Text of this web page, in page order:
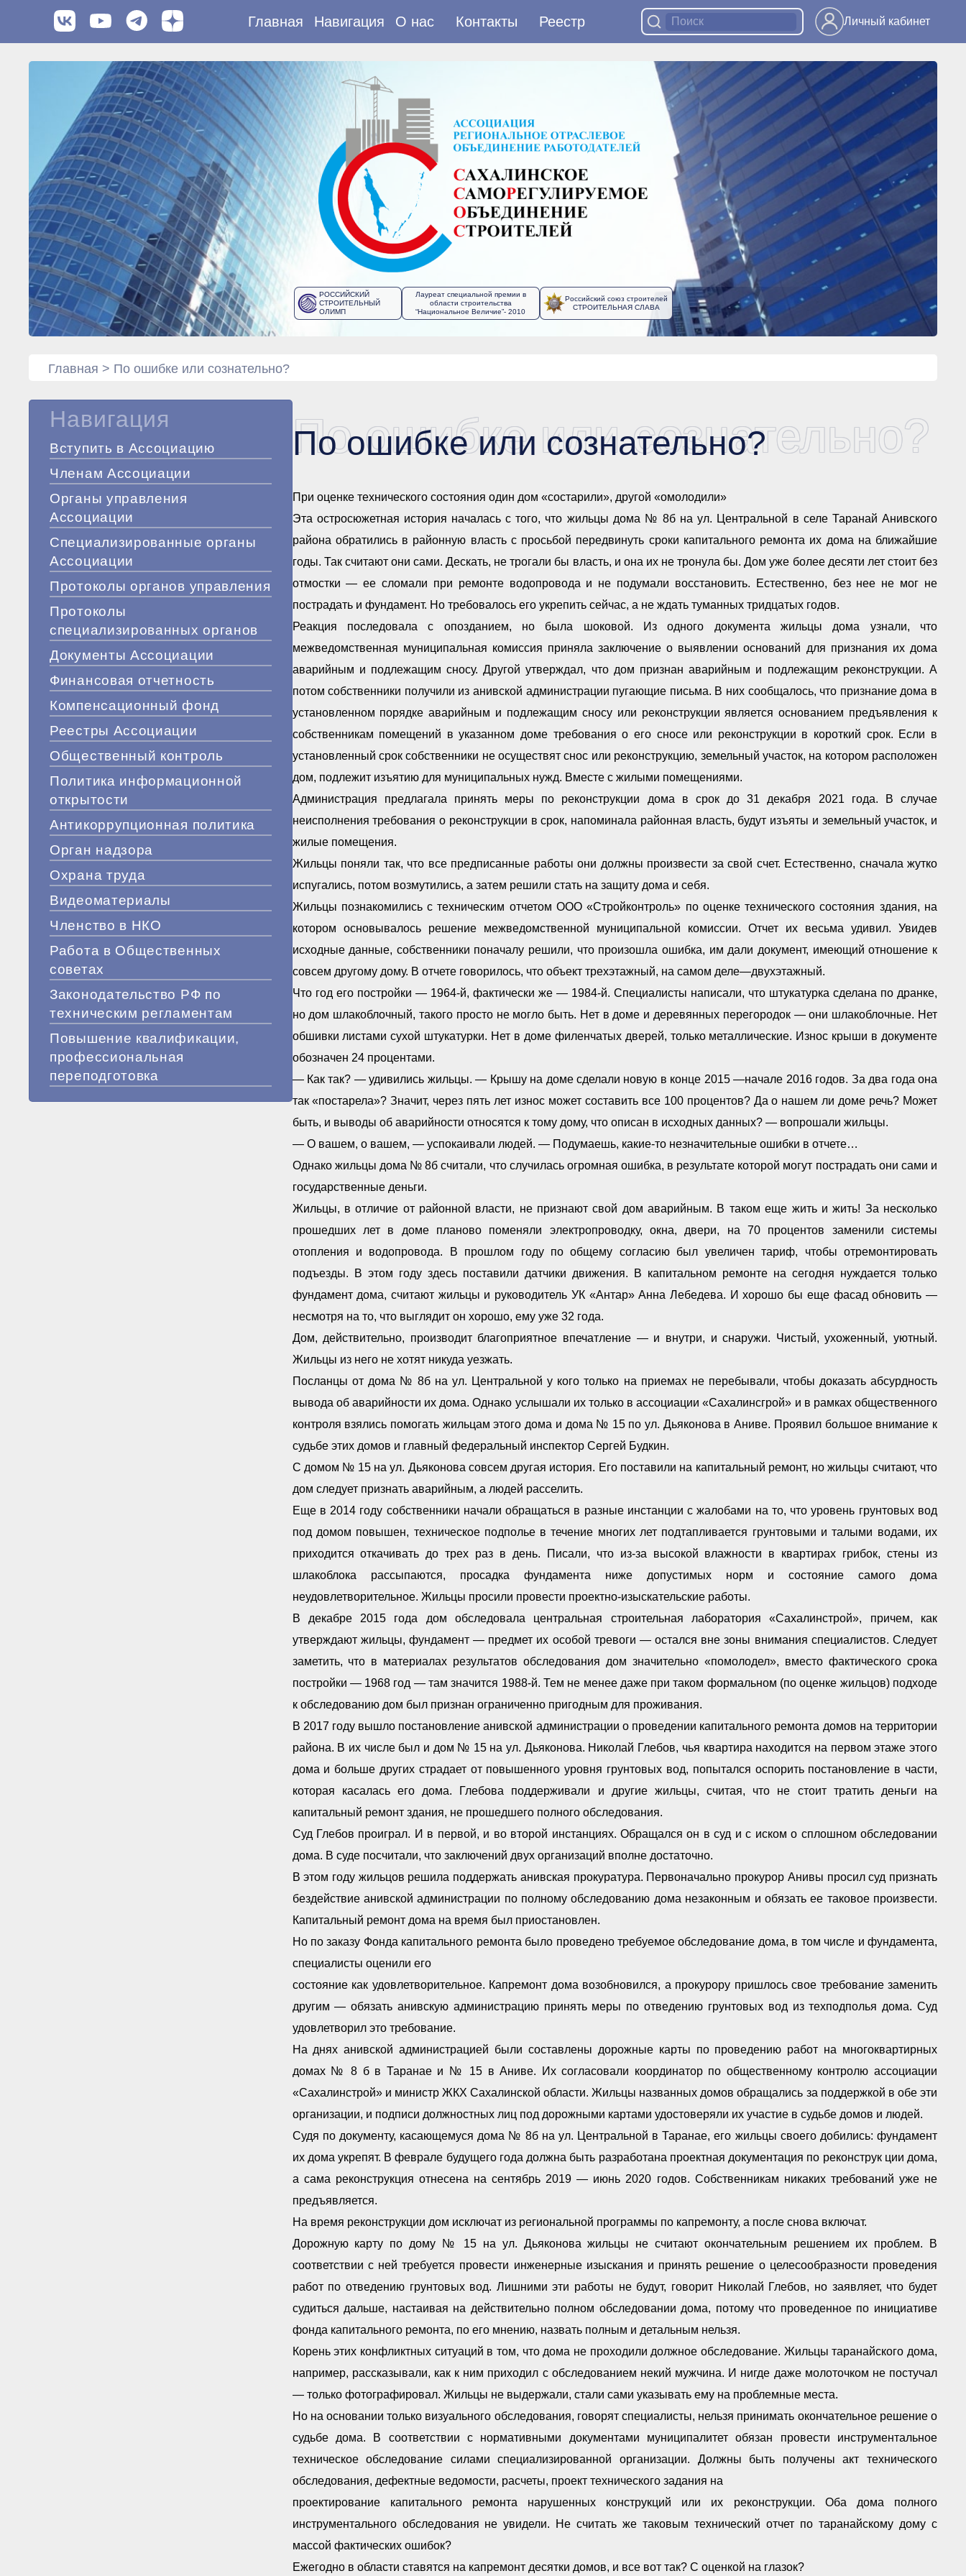
Главная Навигация О нас Контакты Реестр Личный кабинет
РОССИЙСКИЙ
СТРОИТЕЛЬНЫЙ
ОЛИМП
Лауреат специальной премии в
области строительства
“Национальное Величие”- 2010
Российский союз строителей
СТРОИТЕЛЬНАЯ СЛАВА
Главная > По ошибке или сознательно?
Навигация
Вступить в Ассоциацию
Членам Ассоциации
Органы управления
Ассоциации
Специализированные органы
Ассоциации
Протоколы органов управления
Протоколы
специализированных органов
Документы Ассоциации
Финансовая отчетность
Компенсационный фонд
Реестры Ассоциации
Общественный контроль
Политика информационной
открытости
Антикоррупционная политика
Орган надзора
Охрана труда
Видеоматериалы
Членство в НКО
Работа в Общественных
советах
Законодательство РФ по
техническим регламентам
Повышение квалификации,
профессиональная
переподготовка
По ошибке или сознательно?
По ошибке или сознательно?
При оценке технического состояния один дом «состарили», другой «омолодили»
Эта остросюжетная история началась с того, что жильцы дома № 8б на ул. Центральной в селе Таранай Анивского
района обратились в районную власть с просьбой передвинуть сроки капитального ремонта их дома на ближайшие
годы. Так считают они сами. Дескать, не трогали бы власть, и она их не тронула бы. Дом уже более десяти лет стоит без
отмостки — ее сломали при ремонте водопровода и не подумали восстановить. Естественно, без нее не мог не
пострадать и фундамент. Но требовалось его укрепить сейчас, а не ждать туманных тридцатых годов.
Реакция последовала с опозданием, но была шоковой. Из одного документа жильцы дома узнали, что
межведомственная муниципальная комиссия приняла заключение о выявлении оснований для признания их дома
аварийным и подлежащим сносу. Другой утверждал, что дом признан аварийным и подлежащим реконструкции. А
потом собственники получили из анивской администрации пугающие письма. В них сообщалось, что признание дома в
установленном порядке аварийным и подлежащим сносу или реконструкции является основанием предъявления к
собственникам помещений в указанном доме требования о его сносе или реконструкции в короткий срок. Если в
установленный срок собственники не осуществят снос или реконструкцию, земельный участок, на котором расположен
дом, подлежит изъятию для муниципальных нужд. Вместе с жилыми помещениями.
Администрация предлагала принять меры по реконструкции дома в срок до 31 декабря 2021 года. В случае
неисполнения требования о реконструкции в срок, напоминала районная власть, будут изъяты и земельный участок, и
жилые помещения.
Жильцы поняли так, что все предписанные работы они должны произвести за свой счет. Естественно, сначала жутко
испугались, потом возмутились, а затем решили стать на защиту дома и себя.
Жильцы познакомились с техническим отчетом ООО «Стройконтроль» по оценке технического состояния здания, на
котором основывалось решение межведомственной муниципальной комиссии. Отчет их весьма удивил. Увидев
исходные данные, собственники поначалу решили, что произошла ошибка, им дали документ, имеющий отношение к
совсем другому дому. В отчете говорилось, что объект трехэтажный, на самом деле—двухэтажный.
Что год его постройки — 1964-й, фактически же — 1984-й. Специалисты написали, что штукатурка сделана по дранке,
но дом шлакоблочный, такого просто не могло быть. Нет в доме и деревянных перегородок — они шлакоблочные. Нет
обшивки листами сухой штукатурки. Нет в доме филенчатых дверей, только металлические. Износ крыши в документе
обозначен 24 процентами.
— Как так? — удивились жильцы. — Крышу на доме сделали новую в конце 2015 —начале 2016 годов. За два года она
так «постарела»? Значит, через пять лет износ может составить все 100 процентов? Да о нашем ли доме речь? Может
быть, и выводы об аварийности относятся к тому дому, что описан в исходных данных? — вопрошали жильцы.
— О вашем, о вашем, — успокаивали людей. — Подумаешь, какие-то незначительные ошибки в отчете…
Однако жильцы дома № 8б считали, что случилась огромная ошибка, в результате которой могут пострадать они сами и
государственные деньги.
Жильцы, в отличие от районной власти, не признают свой дом аварийным. В таком еще жить и жить! За несколько
прошедших лет в доме планово поменяли электропроводку, окна, двери, на 70 процентов заменили системы
отопления и водопровода. В прошлом году по общему согласию был увеличен тариф, чтобы отремонтировать
подъезды. В этом году здесь поставили датчики движения. В капитальном ремонте на сегодня нуждается только
фундамент дома, считают жильцы и руководитель УК «Антар» Анна Лебедева. И хорошо бы еще фасад обновить —
несмотря на то, что выглядит он хорошо, ему уже 32 года.
Дом, действительно, производит благоприятное впечатление — и внутри, и снаружи. Чистый, ухоженный, уютный.
Жильцы из него не хотят никуда уезжать.
Посланцы от дома № 8б на ул. Центральной у кого только на приемах не перебывали, чтобы доказать абсурдность
вывода об аварийности их дома. Однако услышали их только в ассоциации «Сахалинсгрой» и в рамках общественного
контроля взялись помогать жильцам этого дома и дома № 15 по ул. Дьяконова в Аниве. Проявил большое внимание к
судьбе этих домов и главный федеральный инспектор Сергей Будкин.
С домом № 15 на ул. Дьяконова совсем другая история. Его поставили на капитальный ремонт, но жильцы считают, что
дом следует признать аварийным, а людей расселить.
Еще в 2014 году собственники начали обращаться в разные инстанции с жалобами на то, что уровень грунтовых вод
под домом повышен, техническое подполье в течение многих лет подтапливается грунтовыми и талыми водами, их
приходится откачивать до трех раз в день. Писали, что из-за высокой влажности в квартирах грибок, стены из
шлакоблока рассыпаются, просадка фундамента ниже допустимых норм и состояние самого дома
неудовлетворительное. Жильцы просили провести проектно-изыскательские работы.
В декабре 2015 года дом обследовала центральная строительная лаборатория «Сахалинстрой», причем, как
утверждают жильцы, фундамент — предмет их особой тревоги — остался вне зоны внимания специалистов. Следует
заметить, что в материалах результатов обследования дом значительно «помолодел», вместо фактического срока
постройки — 1968 год — там значится 1988-й. Тем не менее даже при таком формальном (по оценке жильцов) подходе
к обследованию дом был признан ограниченно пригодным для проживания.
В 2017 году вышло постановление анивской администрации о проведении капитального ремонта домов на территории
района. В их числе был и дом № 15 на ул. Дьяконова. Николай Глебов, чья квартира находится на первом этаже этого
дома и больше других страдает от повышенного уровня грунтовых вод, попытался оспорить постановление в части,
которая касалась его дома. Глебова поддерживали и другие жильцы, считая, что не стоит тратить деньги на
капитальный ремонт здания, не прошедшего полного обследования.
Суд Глебов проиграл. И в первой, и во второй инстанциях. Обращался он в суд и с иском о сплошном обследовании
дома. В суде посчитали, что заключений двух организаций вполне достаточно.
В этом году жильцов решила поддержать анивская прокуратура. Первоначально прокурор Анивы просил суд признать
бездействие анивской администрации по полному обследованию дома незаконным и обязать ее таковое произвести.
Капитальный ремонт дома на время был приостановлен.
Но по заказу Фонда капитального ремонта было проведено требуемое обследование дома, в том числе и фундамента,
специалисты оценили его
состояние как удовлетворительное. Капремонт дома возобновился, а прокурору пришлось свое требование заменить
другим — обязать анивскую администрацию принять меры по отведению грунтовых вод из техподполья дома. Суд
удовлетворил это требование.
На днях анивской администрацией были составлены дорожные карты по проведению работ на многоквартирных
домах № 8 б в Таранае и № 15 в Аниве. Их согласовали координатор по общественному контролю ассоциации
«Сахалинстрой» и министр ЖКХ Сахалинской области. Жильцы названных домов обращались за поддержкой в обе эти
организации, и подписи должностных лиц под дорожными картами удостоверяли их участие в судьбе домов и людей.
Судя по документу, касающемуся дома № 8б на ул. Центральной в Таранае, его жильцы своего добились: фундамент
их дома укрепят. В феврале будущего года должна быть разработана проектная документация по реконструк ции дома,
а сама реконструкция отнесена на сентябрь 2019 — июнь 2020 годов. Собственникам никаких требований уже не
предъявляется.
На время реконструкции дом исключат из региональной программы по капремонту, а после снова включат.
Дорожную карту по дому № 15 на ул. Дьяконова жильцы не считают окончательным решением их проблем. В
соответствии с ней требуется провести инженерные изыскания и принять решение о целесообразности проведения
работ по отведению грунтовых вод. Лишними эти работы не будут, говорит Николай Глебов, но заявляет, что будет
судиться дальше, настаивая на действительно полном обследовании дома, потому что проведенное по инициативе
фонда капитального ремонта, по его мнению, назвать полным и детальным нельзя.
Корень этих конфликтных ситуаций в том, что дома не проходили должное обследование. Жильцы таранайского дома,
например, рассказывали, как к ним приходил с обследованием некий мужчина. И нигде даже молоточком не постучал
— только фотографировал. Жильцы не выдержали, стали сами указывать ему на проблемные места.
Но на основании только визуального обследования, говорят специалисты, нельзя принимать окончательное решение о
судьбе дома. В соответствии с нормативными документами муниципалитет обязан провести инструментальное
техническое обследование силами специализированной организации. Должны быть получены акт технического
обследования, дефектные ведомости, расчеты, проект технического задания на
проектирование капитального ремонта нарушенных конструкций или их реконструкции. Оба дома полного
инструментального обследования не увидели. Не считать же таковым технический отчет по таранайскому дому с
массой фактических ошибок?
Ежегодно в области ставятся на капремонт десятки домов, и все вот так? С оценкой на глазок?